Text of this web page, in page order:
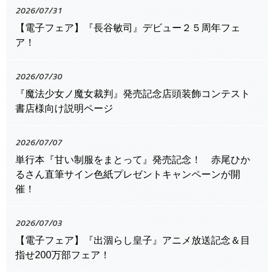
2026/07/31
【電子フェア】『長谷敏司』デビュー２５周年フェ
ア！
2026/07/30
『魔法少女ノ魔女裁判』発売記念店頭装飾コンテスト
書店様向け説明ページ
2026/07/07
単行本『甘い制服をまとって』発売記念！ 赤尾ひか
るさん直筆サイン色紙プレゼントキャンペーンが開
催！
2026/07/03
【電子フェア】『出涸らし皇子』アニメ放送記念＆目
指せ200万部フェア！